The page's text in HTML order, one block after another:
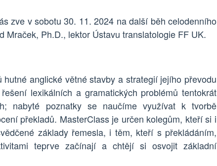
zve v sobotu30. 11. 2024 na další běh celodenního
Mraček, Ph.D., lektor Ústavu translatologie FF UK.
anglické větné stavby a strategií jejího převodu
lexikálních a gramatických problémů tentokrát
nabyté poznatky se naučíme využívat k tvorbě
překladů. MasterClass je určen kolegům, kteří si i
základy řemesla, i těm, kteří s překládáním,
teprve začínají a chtějí si osvojit základní